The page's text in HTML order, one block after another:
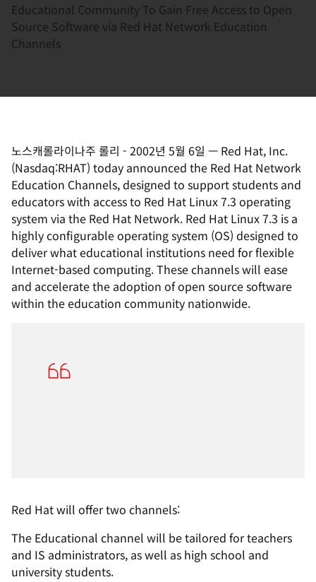
Educational Community To Gain Free Access to Open
Source Software via Red Hat Network Education
Channels
노스캐롤라이나주 롤리 - 2002년 5월 6일 — Red Hat, Inc.
(Nasdaq:RHAT) today announced the Red Hat Network
Education Channels, designed to support students and
educators with access to Red Hat Linux 7.3 operating
system via the Red Hat Network. Red Hat Linux 7.3 is a
highly configurable operating system (OS) designed to
deliver what educational institutions need for flexible
Internet-based computing. These channels will ease
and accelerate the adoption of open source software
within the education community nationwide.
Red Hat will offer two channels:
The Educational channel will be tailored for teachers
and IS administrators, as well as high school and
university students.